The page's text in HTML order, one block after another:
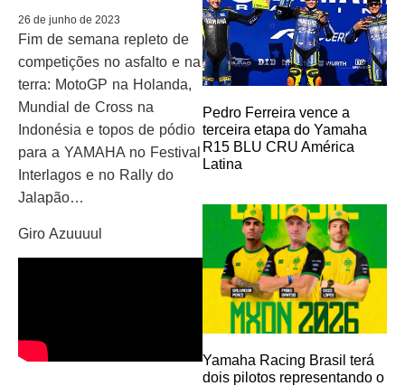
26 de junho de 2023
Fim de semana repleto de
competições no asfalto e na
terra: MotoGP na Holanda,
Mundial de Cross na
Indonésia e topos de pódio
para a YAMAHA no Festival
Interlagos e no Rally do
Jalapão…
Giro Azuuuul
Pedro Ferreira vence a
terceira etapa do Yamaha
R15 BLU CRU América
Latina
Yamaha Racing Brasil terá
dois pilotos representando o